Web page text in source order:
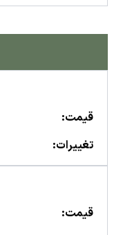
قیمت:
تغییرات:
قیمت: